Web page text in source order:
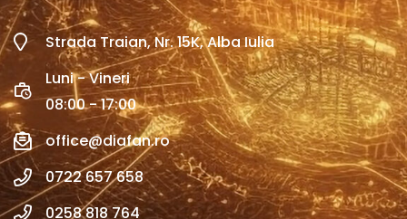
Strada Traian, Nr. 15K, Alba Iulia
Luni - Vineri
08:00 - 17:00
office@diafan.ro
0722 657 658
0258 818 764